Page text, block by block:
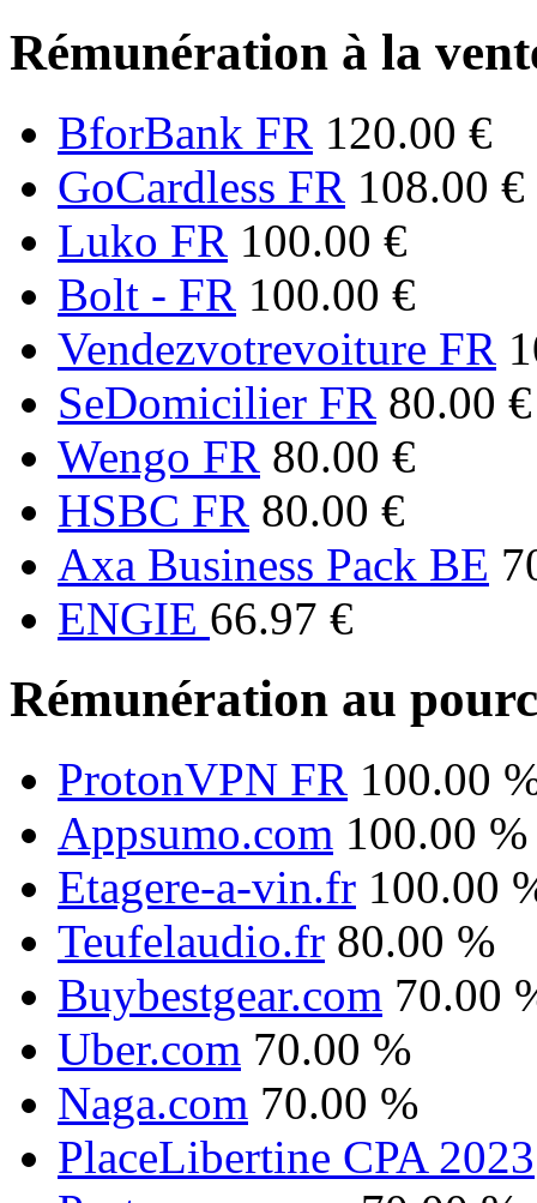
Rémunération à la
BforBank FR 120.00 €
GoCardless FR 108.00 €
Luko FR 100.00 €
Bolt - FR 100.00 €
Vendezvotrevoiture FR
SeDomicilier FR 80.00 €
Wengo FR 80.00 €
HSBC FR 80.00 €
Axa Business Pack BE
ENGIE 66.97 €
Rémunération au
ProtonVPN FR 100.00
Appsumo.com 100.00 %
Etagere-a-vin.fr 100.00
Teufelaudio.fr 80.00 %
Buybestgear.com 70.00
Uber.com 70.00 %
Naga.com 70.00 %
PlaceLibertine CPA 2023